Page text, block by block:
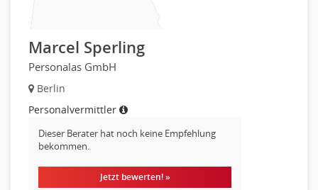
Marcel Sperling
Personalas GmbH
Berlin
Personalvermittler
Dieser Berater hat noch keine Empfehlung
bekommen.
Jetzt bewerten! »